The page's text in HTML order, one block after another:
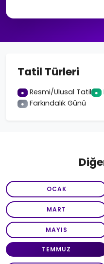
Tatil Türleri
● Resmi/Ulusal Tatil ●
● Farkındalık Günü
OCAK
MART
MAYIS
TEMMUZ